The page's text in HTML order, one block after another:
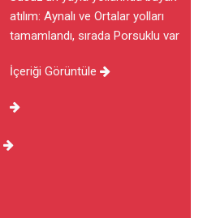
atılım: Aynalı ve Ortalar yolları
tamamlandı, sırada Porsuklu var
İçeriği Görüntüle